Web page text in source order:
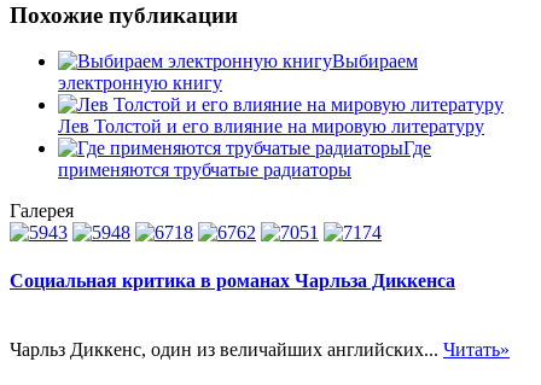
Похожие публикации
Выбираем
электронную книгу
Лев Толстой и его влияние на мировую литературу
Где
применяются трубчатые радиаторы
Галерея
Социальная критика в романах Чарльза Диккенса
Чарльз Диккенс, один из величайших английских... Читать»